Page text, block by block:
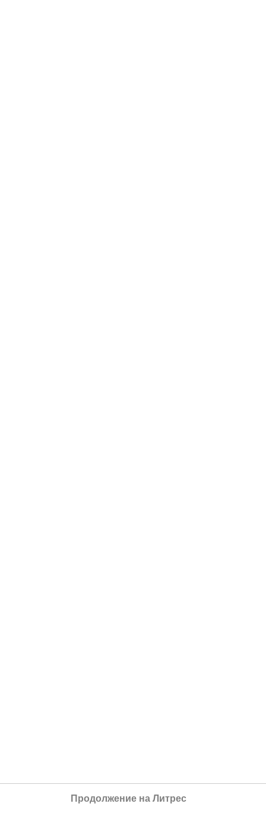
Продолжение на Литрес